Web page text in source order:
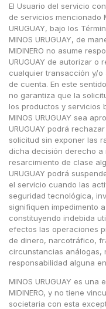
El Usuario del servicio
de servicios mencionado
URUGUAY, bajo los
MINOS URUGUAY, de
MIDINERO no asume
URUGUAY de autorizar o
cualquier transacción y/o
de cuenta. En este
no garantiza que la
los productos y servicios
MINOS URUGUAY sea
URUGUAY podrá
solicitud sin exponer las
dicha decisión derecho a
resarcimiento de clase
URUGUAY podrá
el servicio cuando las
seguridad tecnológica,
signifiquen impedimento
constituyendo indebida
efectos las operaciones
de dinero, narcotráfico,
circunstancias análogas,
responsabilidad alguna
MINOS URUGUAY es
MIDINERO, y no tiene
societaria con esta